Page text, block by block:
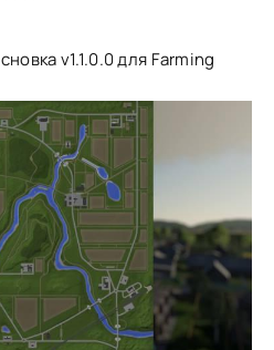
v1.1.0.0 для Farming